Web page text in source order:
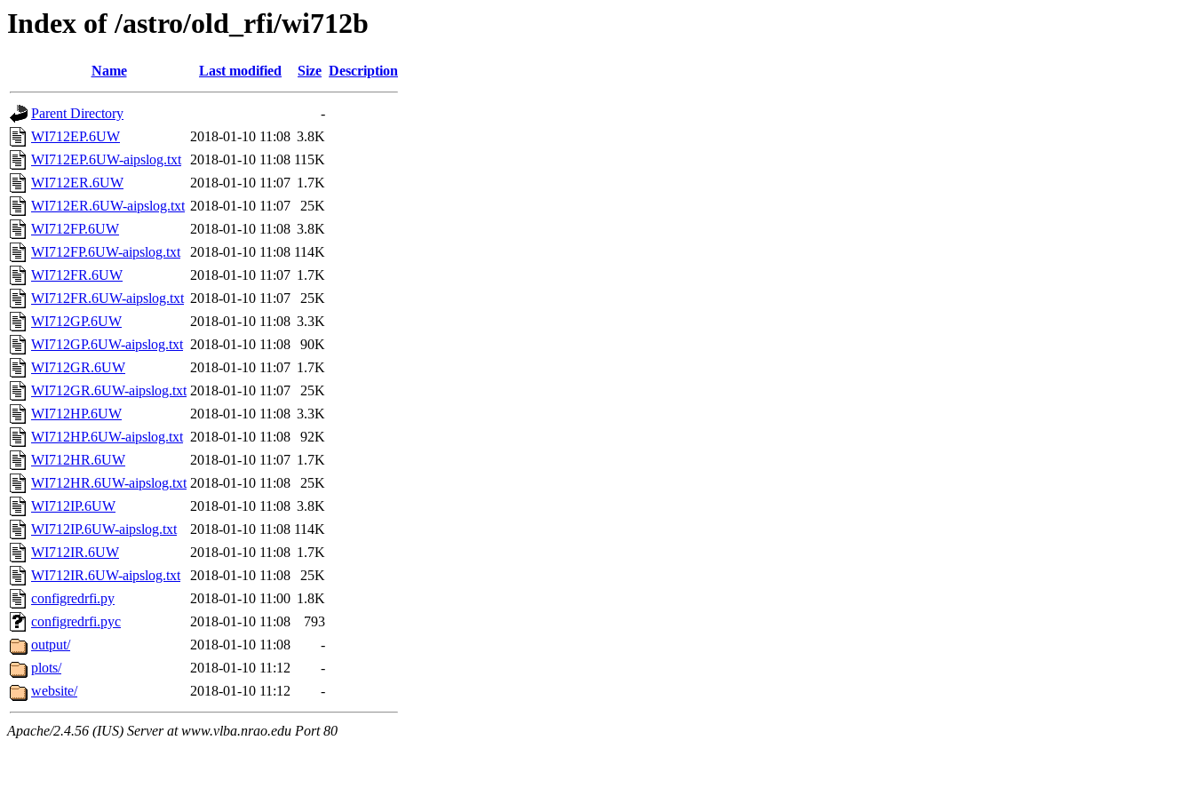
Index of /astro/old_rfi/wi712b
Name Last modified Size Description
Parent Directory
-
WI712EP.6UW
2018-01-10 11:08 3.8K
WI712EP.6UW-aipslog.txt 2018-01-10 11:08 115K
WI712ER.6UW
2018-01-10 11:07 1.7K
WI712ER.6UW-aipslog.txt 2018-01-10 11:07
25K
WI712FP.6UW
2018-01-10 11:08 3.8K
WI712FP.6UW-aipslog.txt
2018-01-10 11:08 114K
WI712FR.6UW
2018-01-10 11:07 1.7K
WI712FR.6UW-aipslog.txt 2018-01-10 11:07
25K
WI712GP.6UW
2018-01-10 11:08 3.3K
WI712GP.6UW-aipslog.txt 2018-01-10 11:08
90K
WI712GR.6UW
2018-01-10 11:07 1.7K
WI712GR.6UW-aipslog.txt 2018-01-10 11:07
25K
WI712HP.6UW
2018-01-10 11:08 3.3K
WI712HP.6UW-aipslog.txt 2018-01-10 11:08
92K
WI712HR.6UW
2018-01-10 11:07 1.7K
WI712HR.6UW-aipslog.txt 2018-01-10 11:08
25K
WI712IP.6UW
2018-01-10 11:08 3.8K
WI712IP.6UW-aipslog.txt
2018-01-10 11:08 114K
WI712IR.6UW
2018-01-10 11:08 1.7K
WI712IR.6UW-aipslog.txt
2018-01-10 11:08
25K
configredrfi.py
2018-01-10 11:00 1.8K
configredrfi.pyc
2018-01-10 11:08
793
output/
2018-01-10 11:08
-
plots/
2018-01-10 11:12
-
website/
2018-01-10 11:12 -
Apache/2.4.56 (IUS) Server at www.vlba.nrao.edu Port 80